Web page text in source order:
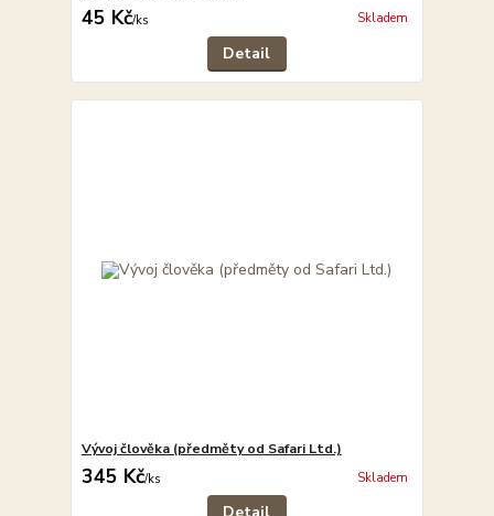
45 Kč/ks Skladem
Detail
Vývoj člověka (předměty od Safari Ltd.)
345 Kč/ks Skladem